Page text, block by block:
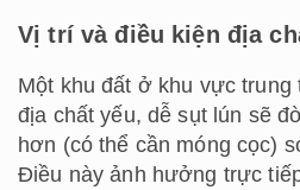
Vị trí và điều kiện địa
Một khu đất ở khu vực trung
địa chất yếu, dễ sụt lún sẽ
hơn (có thể cần móng cọc)
Điều này ảnh hưởng trực